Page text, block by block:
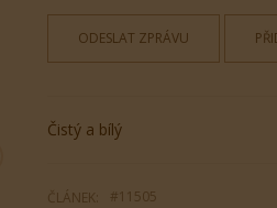
ODESLAT ZPRÁVU
Čistý a bílý
ČLÁNEK: #11505